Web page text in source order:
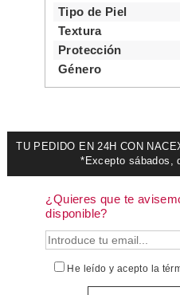
Tipo de Piel
Textura
Protección
Género
TU PEDIDO EN 24H CON
*Excepto sábados,
¿Quieres que te
disponible?
He leído y acepto la